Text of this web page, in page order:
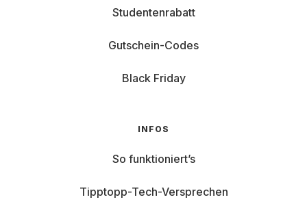
Studentenrabatt
Gutschein-Codes
Black Friday
INFOS
So funktioniert’s
Tipptopp-Tech-Versprechen